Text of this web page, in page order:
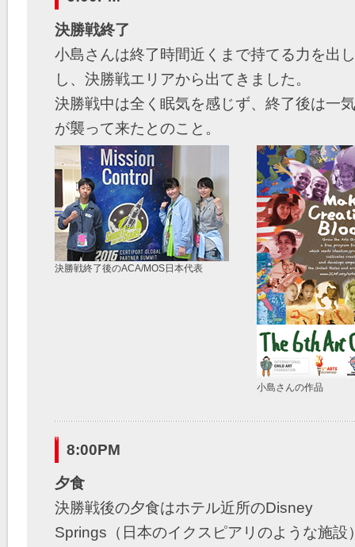
決勝戦終了
小島さんは終了時間近くまで持てる力を出
し、決勝戦エリアから出てきました。
決勝戦中は全く眠気を感じず、終了後は一
が襲って来たとのこと。
決勝戦終了後のACA/MOS日本代表
小島さんの作品
8:00PM
夕食
決勝戦後の夕食はホテル近所のDisney
Springs（日本のイクスピアリのような施設